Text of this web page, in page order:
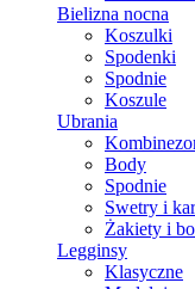
Bielizna nocna
Koszulki
Spodenki
Spodnie
Koszule
Ubrania
Body
Spodnie
Swetry i
Żakiety i
Legginsy
Klasyczne